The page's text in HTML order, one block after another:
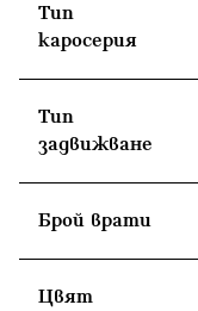
Тип
каросерия
Тип
задвижване
Брой врати
Цвят